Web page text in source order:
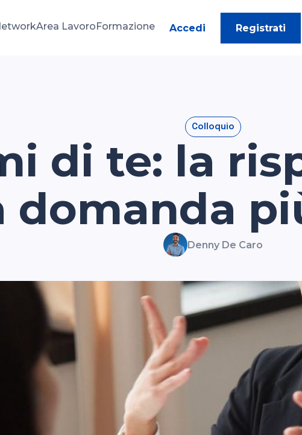
Area LavoroFormazione Accedi Registrati
Colloquio
di te: la
domanda
Denny De Caro